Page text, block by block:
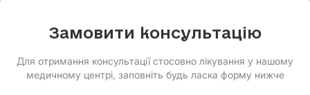
Замовити консультацію
Для отримання консультації стосовно лікування у нашому
медичному центрі, заповніть будь ласка форму нижче